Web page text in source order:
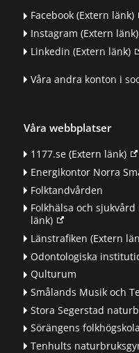
Facebook(Extern länk)
Instagram (Extern länk)
Linkedin (Extern länk)
Våra andra konton i
Våra webbplatser
1177.se(Extern länk)
Energikontor Norra
Folktandvården
Folkhälsa och
länk)
Länstrafiken (Extern
Odontologiska
Qulturum
Smålands Musik och
Stora Segerstad
Sörängens folkhögskola
Tenhults